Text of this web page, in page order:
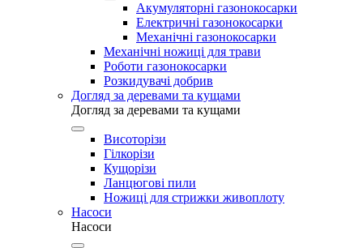
Акумуляторні газонокосарки
Електричні газонокосарки
Механічні газонокосарки
Механічні ножиці для трави
Роботи газонокосарки
Розкидувачі добрив
Догляд за деревами та кущами
Догляд за деревами та кущами
Висоторізи
Гілкорізи
Кущорізи
Ланцюгові пили
Ножиці для стрижки живоплоту
Насоси
Насоси